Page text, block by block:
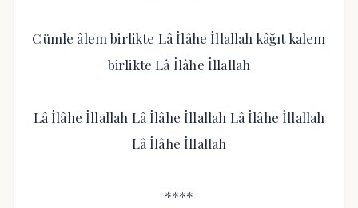
Cümle âlem birlikte Lâ İlâhe İllallah kâğıt kalem
birlikte Lâ İlâhe İllallah
Lâ İlâhe İllallah Lâ İlâhe İllallah Lâ İlâhe İllallah
Lâ İlâhe İllallah
****